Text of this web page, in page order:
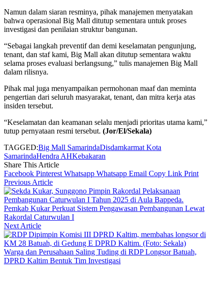
Namun dalam siaran resminya, pihak manajemen menyatakan
bahwa operasional Big Mall ditutup sementara untuk proses
investigasi dan penilaian struktur bangunan.
“Sebagai langkah preventif dan demi keselamatan pengunjung,
tenant, dan staf kami, Big Mall akan ditutup sementara waktu
selama proses evaluasi berlangsung,” tulis manajemen Big Mall
dalam rilisnya.
Pihak mal juga menyampaikan permohonan maaf dan meminta
pengertian dari seluruh masyarakat, tenant, dan mitra kerja atas
insiden tersebut.
“Keselamatan dan keamanan selalu menjadi prioritas utama kami,”
tutup pernyataan resmi tersebut. (Jor/El/Sekala)
TAGGED:Big Mall SamarindaDisdamkarmat Kota
SamarindaHendra AHKebakaran
Share This Article
Facebook Pinterest Whatsapp Whatsapp Email Copy Link Print
Previous Article
Pemkab Kukar Perkuat Sistem Pengawasan Pembangunan Lewat
Rakordal Caturwulan I
Next Article
Warga dan Perusahaan Saling Tuding di RDP Longsor Batuah,
DPRD Kaltim Bentuk Tim Investigasi